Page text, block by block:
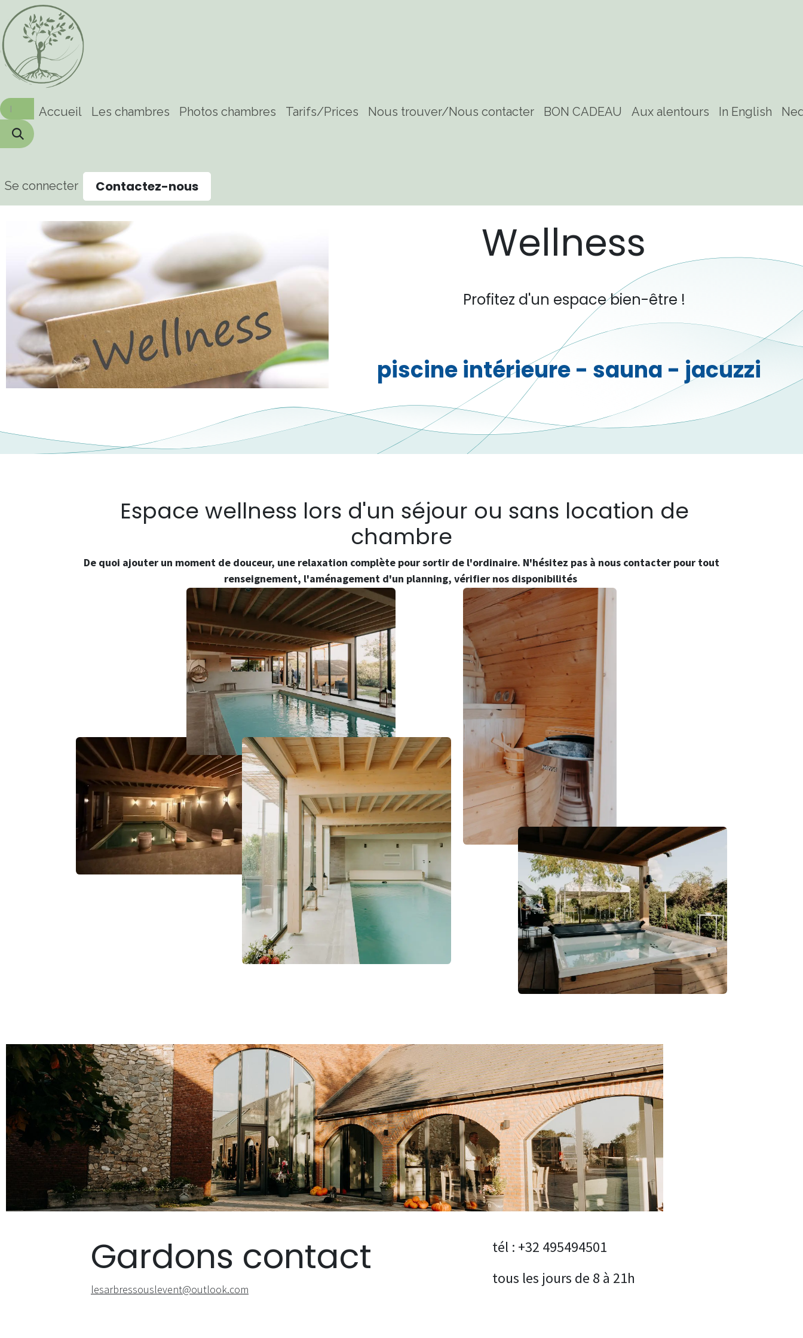
Se rendre au contenu
Accueil Les chambres Photos chambres Tarifs/Prices Nous trouver/Nous contacter BON CADEAU Aux alentours In English
Se connecter Contactez-nous
Wellness
Profitez d'un espace bien-être !
piscine intérieure - sauna - jacuzzi
Espace wellness lors d'un séjour ou sans location de
chambre
De quoi ajouter un moment de douceur, une relaxation complète pour sortir de l'ordinaire. N'hésitez pas à nous contacter pour tout
renseignement, l'aménagement d'un planning, vérifier nos disponibilités
Gardons contact
lesarbressouslevent@outlook.com ​
tél : +32 495494501
tous les jours de 8 à 21h